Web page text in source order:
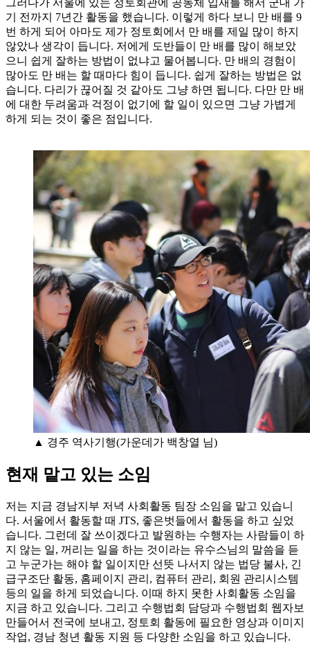
기 전까지 7년간 활동을 했습니다. 이렇게 하다 보니 만 배를 9
번 하게 되어 아마도 제가 정토회에서 만 배를 제일 많이 하지
않았나 생각이 듭니다. 저에게 도반들이 만 배를 많이 해보았
으니 쉽게 잘하는 방법이 없냐고 물어봅니다. 만 배의 경험이
많아도 만 배는 할 때마다 힘이 듭니다. 쉽게 잘하는 방법은 없
습니다. 다리가 끊어질 것 같아도 그냥 하면 됩니다. 다만 만 배
에 대한 두려움과 걱정이 없기에 할 일이 있으면 그냥 가볍게
하게 되는 것이 좋은 점입니다.
▲ 경주 역사기행(가운데가 백창열 님)
현재 맡고 있는 소임
저는 지금 경남지부 저녁 사회활동 팀장 소임을 맡고 있습니
다. 서울에서 활동할 때 JTS, 좋은벗들에서 활동을 하고 싶었
습니다. 그런데 잘 쓰이겠다고 발원하는 수행자는 사람들이 하
지 않는 일, 꺼리는 일을 하는 것이라는 유수스님의 말씀을 듣
고 누군가는 해야 할 일이지만 선뜻 나서지 않는 법당 불사, 긴
급구조단 활동, 홈페이지 관리, 컴퓨터 관리, 회원 관리시스템
등의 일을 하게 되었습니다. 이때 하지 못한 사회활동 소임을
지금 하고 있습니다. 그리고 수행법회 담당과 수행법회 웹자보
만들어서 전국에 보내고, 정토회 활동에 필요한 영상과 이미지
작업, 경남 청년 활동 지원 등 다양한 소임을 하고 있습니다.